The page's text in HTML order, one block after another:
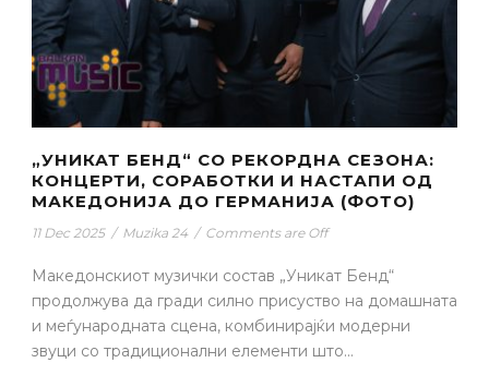
„УНИКАТ БЕНД“ СО РЕКОРДНА СЕЗОНА:
КОНЦЕРТИ, СОРАБОТКИ И НАСТАПИ ОД
МАКЕДОНИЈА ДО ГЕРМАНИЈА (ФОТО)
11 Dec 2025 / Muzika 24 / Comments are Off
Македонскиот музички состав „Уникат Бенд“
продолжува да гради силно присуство на домашната
и меѓународната сцена, комбинирајќи модерни
звуци со традиционални елементи што...